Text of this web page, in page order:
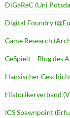
DiGaReC (Uni
Digital Foundry
Game Research
GeSpielt – Blog des
Hansischer
Historikerverband
ICS Spawnpoint